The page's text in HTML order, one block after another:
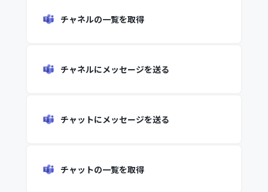
チャネルの一覧を取得
チャネルにメッセージを送る
チャットにメッセージを送る
チャットの一覧を取得